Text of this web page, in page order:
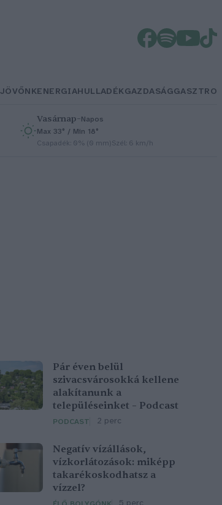
JÖVŐNKENERGIAHULLADÉKGAZDASÁGGASZTRO
Vasárnap–Napos
Max 33° / Min 18°
Csapadék: 0% (0 mm)Szél: 6 km/h
Pár éven belül
szivacsvárosokká kellene
alakítanunk a
településeinket – Podcast
PODCAST 2 perc
Negatív vízállások,
vízkorlátozások: miképp
takarékoskodhatsz a
vízzel?